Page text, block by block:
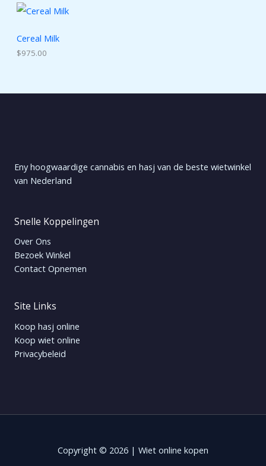
Cereal Milk
$975.00
Eny hoogwaardige cannabis en hasj van de beste wietwinkel
van Nederland
Snelle Koppelingen
Over Ons
Bezoek Winkel
Contact Opnemen
Site Links
Koop hasj online
Koop wiet online
Privacybeleid
Copyright © 2026 | Wiet online kopen